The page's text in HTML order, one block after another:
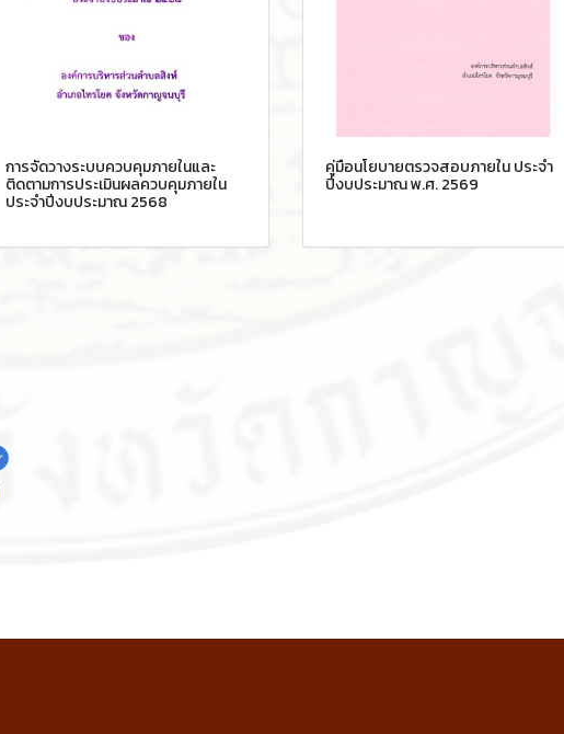
การจัดวางระบบควบคุมภายในและ
ติดตามการประเมินผลควบคุมภายใน
ประจำปีงบประมาณ 2568
คู่มือนโยบายตรวจสอบภายใน ประจำ
ปีงบประมาณ พ.ศ. 2569